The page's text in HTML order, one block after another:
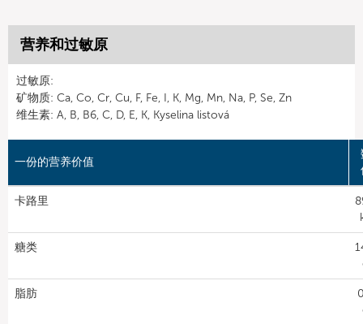
营养和过敏原
过敏原:
矿物质: Ca, Co, Cr, Cu, F, Fe, I, K, Mg, Mn, Na, P, Se, Zn
维生素: A, B, B6, C, D, E, K, Kyselina listová
一份的营养价值
卡路里
糖类
脂肪